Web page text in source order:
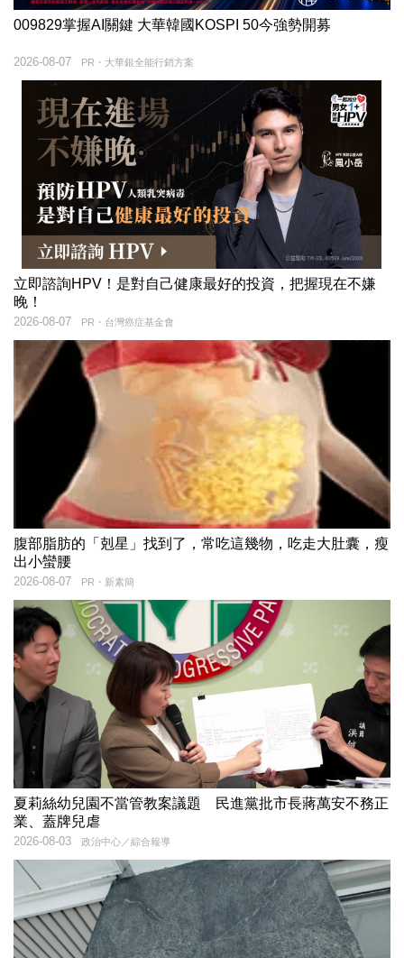
009829掌握AI關鍵 大華韓國KOSPI 50今強勢開募
PR・大華銀全能行銷方案
2026-08-07
立即諮詢HPV！是對自己健康最好的投資，把握現在不嫌
晚！
PR・台灣癌症基金會
2026-08-07
腹部脂肪的「剋星」找到了，常吃這幾物，吃走大肚囊，瘦
出小蠻腰
PR・新素簡
2026-08-07
夏莉絲幼兒園不當管教案議題 民進黨批市長蔣萬安不務正
業、蓋牌兒虐
政治中心／綜合報導
2026-08-03